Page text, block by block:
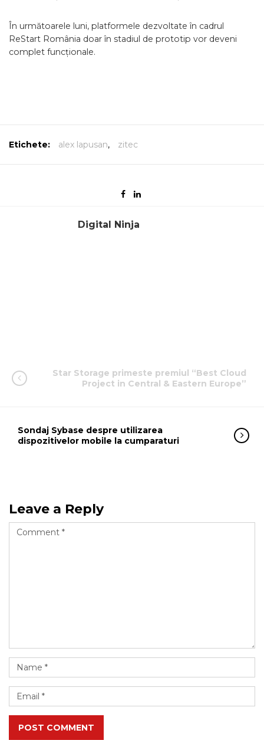
În următoarele luni, platformele dezvoltate în cadrul
ReStart România doar în stadiul de prototip vor deveni
complet funcționale.
Etichete: alex lapusan, zitec
Digital Ninja
Star Storage primeste premiul “Best Cloud
Project in Central & Eastern Europe”
Sondaj Sybase despre utilizarea
dispozitivelor mobile la cumparaturi
Leave a Reply
POST COMMENT